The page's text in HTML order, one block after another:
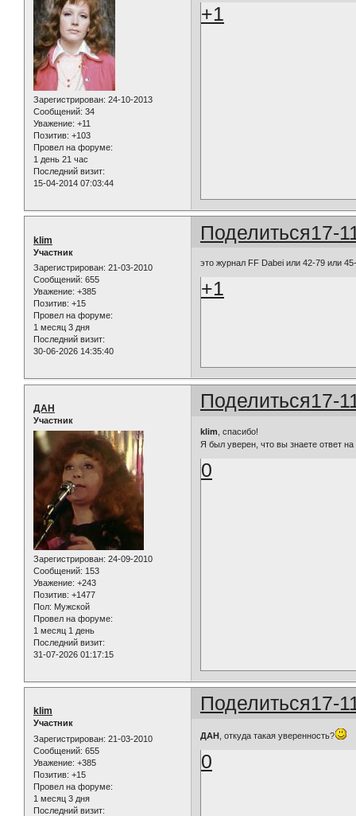
Зарегистрирован: 24-10-2013
Сообщений: 34
Уважение: +11
Позитив: +103
Провел на форуме:
1 день 21 час
Последний визит:
15-04-2014 07:03:44
+1
Поделиться17-
klim
Участник
Зарегистрирован: 21-03-2010
Сообщений: 655
Уважение: +385
Позитив: +15
Провел на форуме:
1 месяц 3 дня
Последний визит:
30-06-2026 14:35:40
это журнал FF Dabei или 42-79 или
+1
Поделиться17-
ДАН
Участник
Зарегистрирован: 24-09-2010
Сообщений: 153
Уважение: +243
Позитив: +1477
Пол: Мужской
Провел на форуме:
1 месяц 1 день
Последний визит:
31-07-2026 01:17:15
klim , спасибо!
Я был уверен, что вы знаете ответ
0
Поделиться17-
klim
Участник
Зарегистрирован: 21-03-2010
Сообщений: 655
Уважение: +385
Позитив: +15
Провел на форуме:
1 месяц 3 дня
Последний визит:
ДАН , откуда такая уверенность?
0